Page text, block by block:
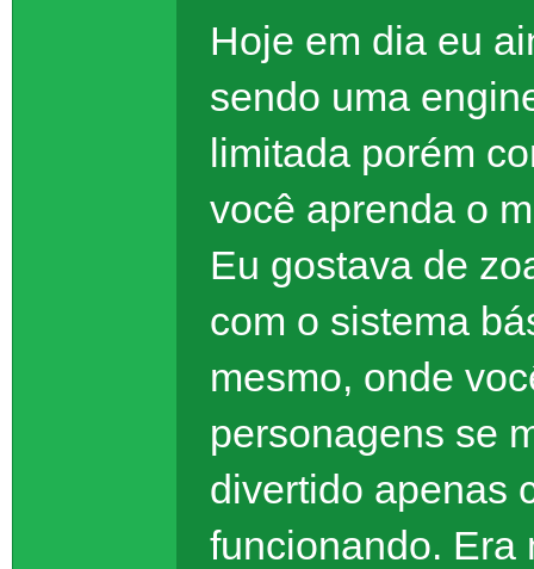
Hoje em dia eu
sendo uma
limitada porém
você aprenda o
Eu gostava de
com o sistema
mesmo, onde
personagens se
divertido apenas
funcionando. Era